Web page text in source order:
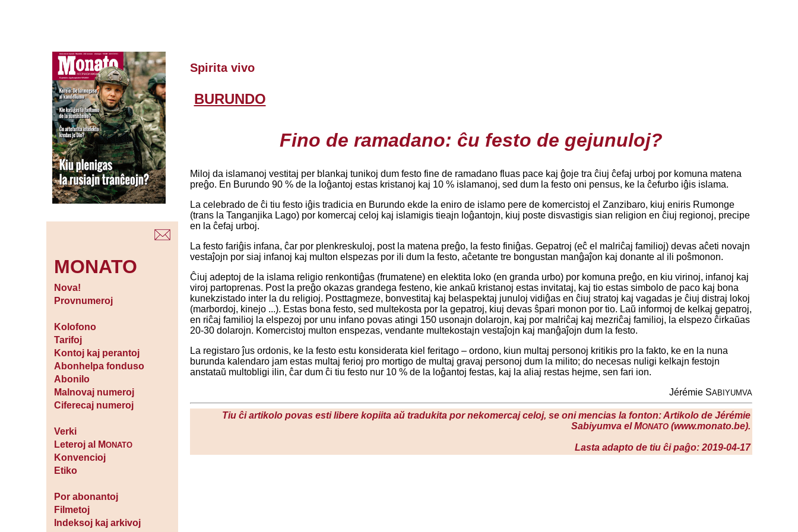
MONATO
Nova!
Provnumeroj
Kolofono
Tarifoj
Kontoj kaj perantoj
Abonhelpa fonduso
Abonilo
Malnovaj numeroj
Ciferecaj numeroj
Verki
Leteroj al MONATO
Konvencioj
Etiko
Por abonantoj
Filmetoj
Indeksoj kaj arkivoj
Spirita vivo
BURUNDO
Fino de ramadano: ĉu festo de gejunuloj?
Miloj da islamanoj vestitaj per blankaj tunikoj dum festo fine de ramadano fluas pace kaj ĝoje tra ĉiuj ĉefaj urboj por komuna matena
preĝo. En Burundo 90 % de la loĝantoj estas kristanoj kaj 10 % islamanoj, sed dum la festo oni pensus, ke la ĉefurbo iĝis islama.
La celebrado de ĉi tiu festo iĝis tradicia en Burundo ekde la eniro de islamo pere de komercistoj el Zanzibaro, kiuj eniris Rumonge
(trans la Tanganjika Lago) por komercaj celoj kaj islamigis tieajn loĝantojn, kiuj poste disvastigis sian religion en ĉiuj regionoj, precipe
en la ĉefaj urboj.
La festo fariĝis infana, ĉar por plenkreskuloj, post la matena preĝo, la festo finiĝas. Gepatroj (eĉ el malriĉaj familioj) devas aĉeti novajn
vestaĵojn por siaj infanoj kaj multon elspezas por ili dum la festo, aĉetante tre bongustan manĝaĵon kaj donante al ili poŝmonon.
Ĉiuj adeptoj de la islama religio renkontiĝas (frumatene) en elektita loko (en granda urbo) por komuna preĝo, en kiu virinoj, infanoj kaj
viroj partoprenas. Post la preĝo okazas grandega festeno, kie ankaŭ kristanoj estas invitataj, kaj tio estas simbolo de paco kaj bona
kunekzistado inter la du religioj. Posttagmeze, bonvestitaj kaj belaspektaj junuloj vidiĝas en ĉiuj stratoj kaj vagadas je ĉiuj distraj lokoj
(marbordoj, kinejo ...). Estas bona festo, sed multekosta por la gepatroj, kiuj devas ŝpari monon por tio. Laŭ informoj de kelkaj gepatroj,
en riĉaj familioj la elspezoj por unu infano povas atingi 150 usonajn dolarojn, kaj por malriĉaj kaj mezriĉaj familioj, la elspezo ĉirkaŭas
20-30 dolarojn. Komercistoj multon enspezas, vendante multekostajn vestaĵojn kaj manĝaĵojn dum la festo.
La registaro ĵus ordonis, ke la festo estu konsiderata kiel feritago – ordono, kiun multaj personoj kritikis pro la fakto, ke en la nuna
burunda kalendaro jam estas multaj ferioj pro mortigo de multaj gravaj personoj dum la milito; do necesas nuligi kelkajn festojn
anstataŭ multobligi ilin, ĉar dum ĉi tiu festo nur 10 % de la loĝantoj festas, kaj la aliaj restas hejme, sen fari ion.
Jérémie SABIYUMVA
Tiu ĉi artikolo povas esti libere kopiita aŭ tradukita por nekomercaj celoj, se oni mencias la fonton: Artikolo de Jérémie
Sabiyumva el MONATO(www.monato.be).
Lasta adapto de tiu ĉi paĝo: 2019-04-17